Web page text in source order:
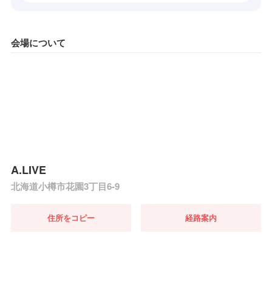
会場について
A.LIVE
北海道小樽市花園3丁目6-9
住所をコピー 経路案内